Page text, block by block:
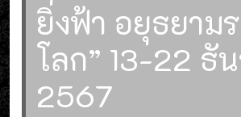
ยิ่งฟ้า อยุธยาม
โลก” 13-22 ธั
2567